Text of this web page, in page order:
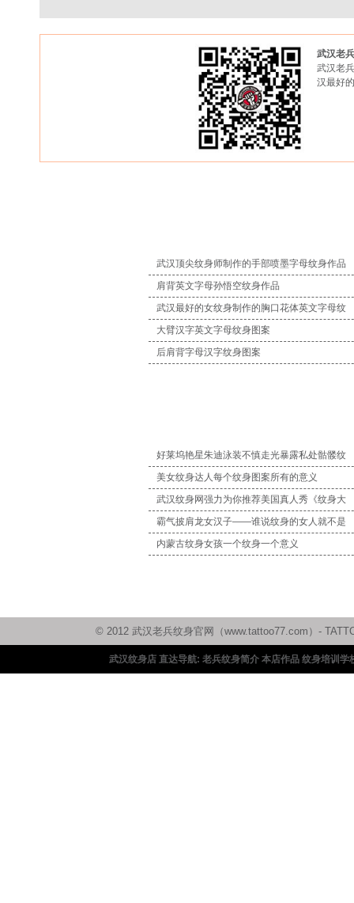
武汉老
武汉老
汉最好
武汉顶尖纹身师制作的手部喷墨字母纹身作品
肩背英文字母孙悟空纹身作品
武汉最好的女纹身制作的胸口花体英文字母纹
大臂汉字英文字母纹身图案
后肩背字母汉字纹身图案
好莱坞艳星朱迪泳装不慎走光暴露私处骷髅纹
美女纹身达人每个纹身图案所有的意义
武汉纹身网强力为你推荐美国真人秀《纹身大
霸气披肩龙女汉子——谁说纹身的女人就不是
内蒙古纹身女孩一个纹身一个意义
© 2012 武汉老兵纹身官网（www.tattoo77.com）-
武汉纹身店 直达导航: 老兵纹身简介 本店作品 纹身培训学